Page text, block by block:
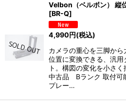
Velbon（ベルボン）
[BR-Q]
4,990円(税込)
カメラの重心を三脚か
位置に変換できる、汎
ト。構図の変化を小さく
中古品 Bランク 取付可
プレー…